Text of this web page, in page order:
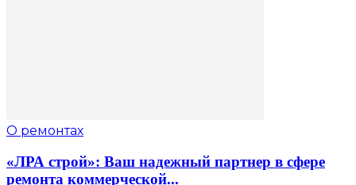
О ремонтах
«ЛРА строй»: Ваш надежный партнер в сфере
ремонта коммерческой...